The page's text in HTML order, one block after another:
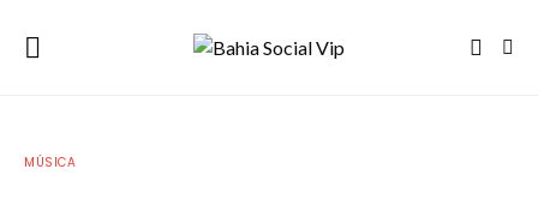
MÚSICA